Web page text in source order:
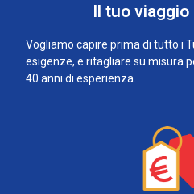
Il tuo
Vogliamo capire prima di tutto i
esigenze, e ritagliare su misura
40 anni di esperienza.